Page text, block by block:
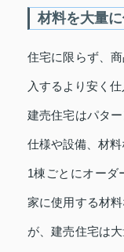
材料を大量
住宅に限らず、
入するより安く
建売住宅はパタ
仕様や設備、材料
1棟ごとにオーダ
家に使用する材
が、建売住宅は